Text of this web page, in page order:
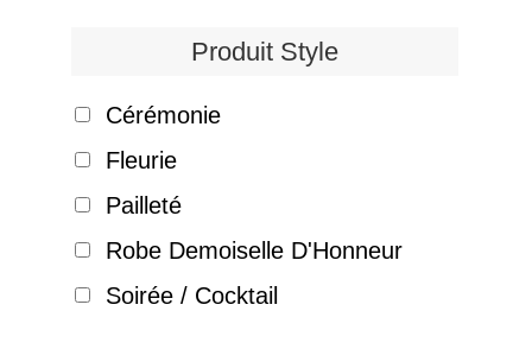
Produit Style
Cérémonie
Fleurie
Pailleté
Robe Demoiselle D'Honneur
Soirée / Cocktail